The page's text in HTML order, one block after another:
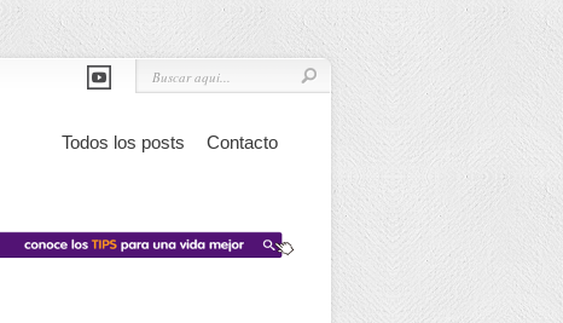
Todos los posts Contacto